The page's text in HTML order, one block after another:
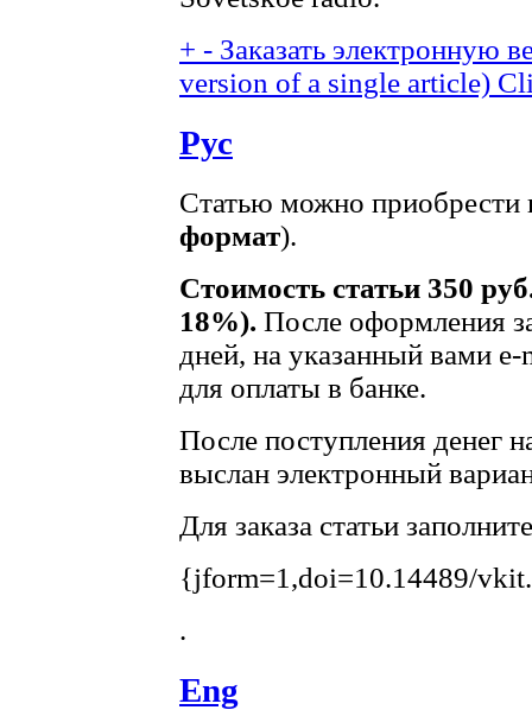
+ - Заказать электронную
version of a single article)
Рус
Статью можно приобрести
формат).
Стоимость статьи 350
18%). После оформления
дней, на указанный вами
для оплаты в банке.
После поступления денег
выслан электронный
Для заказа статьи
{jform=1,doi=10.14489/
.
Eng